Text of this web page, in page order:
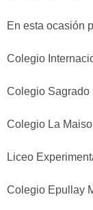
En esta ocasión
Colegio
Colegio Sagrado
Colegio La
Liceo
Colegio Epullay